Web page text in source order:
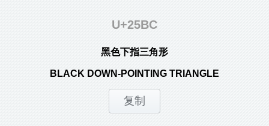
U+25BC
黑色下指三角形
BLACK DOWN-POINTING TRIANGLE